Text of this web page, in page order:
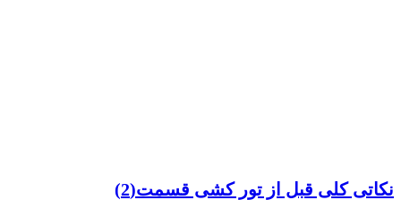
نکاتی کلی قبل از تور کشی قسمت(2)